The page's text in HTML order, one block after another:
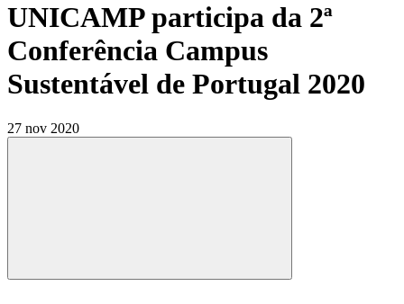
UNICAMP participa da 2ª
Conferência Campus
Sustentável de Portugal 2020
27 nov 2020
Compartilhar